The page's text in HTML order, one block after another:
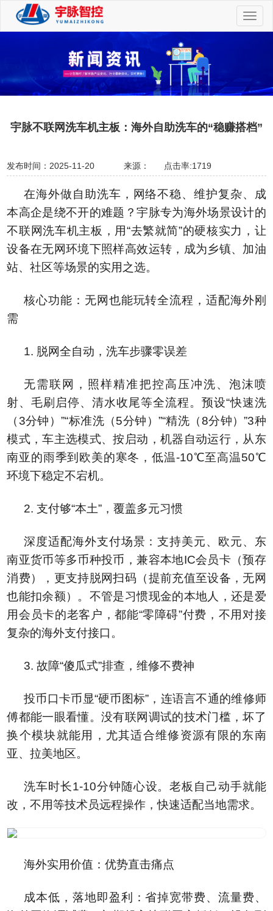
切
换
宇脉不联网洗车机主板：海外自助洗车的“稳赚搭档”
发布时间：2025-11-20 来源： 点击率:1719
在海外做自助洗车，网络不稳、维护复杂、成
本高企是绕不开的难题？宇脉专为海外场景设计的
不联网洗车机主板，用“去繁就简”的硬核实力，让
设备在无网环境下照样高效运转，成为乡镇、加油
站、社区等场景的实用之选。
核心功能：无网也能玩转全流程，适配海外刚
需
1. 脱网全自动，洗车步骤零误差
无需联网，照样精准把控高压冲洗、泡沫喷
射、毛刷启停、清水收尾等全流程。预设“快速洗
（3分钟）”“标准洗（5分钟）”“精洗（8分钟）”3种
模式，车主选模式、按启动，机器自动运行，从东
南亚的雨季到欧美的寒冬，低温-10℃至高温50℃
环境下稳定不宕机。
2. 支付够“本土”，覆盖多元习惯
深度适配海外支付场景：支持美元、欧元、东
南亚货币等多币种投币，兼容本地IC会员卡（预存
消费），更支持脱网扫码（提前充值至设备，无网
也能扣余额）。不管是习惯现金的本地人，还是爱
用会员卡的老客户，都能“零障碍”付费，不用对接
复杂的海外支付接口。
3. 故障“傻瓜式”排查，维修不费神
投币口卡币显“硬币图标”，连语言不通的维修师
傅都能一眼看懂。没有联网调试的技术门槛，坏了
换个模块就能用，尤其适合维修资源有限的东南
亚、拉美地区。
洗车时长1-10分钟随心设。老板自己动手就能
改，不用等技术员远程操作，快速适配当地需求。
海外实用价值：优势直击痛点
成本低，落地即盈利：省掉宽带费、流量费、